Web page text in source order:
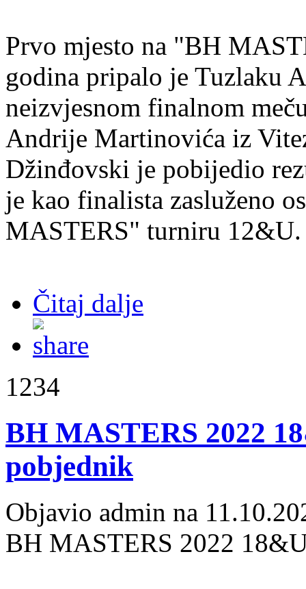
Prvo mjesto na "BH
godina pripalo je Tuzlaku
neizvjesnom finalnom
Andrije Martinovića iz
Džinđovski je pobijedio
je kao finalista zasluženo
MASTERS" turniru 12&U.
Čitaj dalje
1234
BH MASTERS 2022
pobjednik
Objavio admin na
BH MASTERS 2022